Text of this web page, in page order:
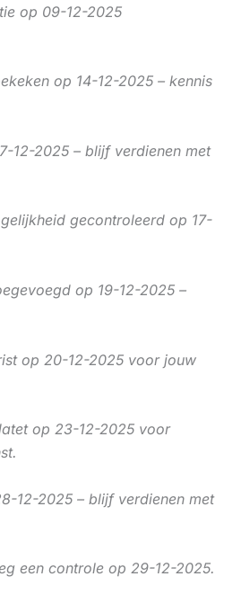
op 09-12-2025
op 14-12-2025 – kennis
12-2025 – blijf verdienen met
gecontroleerd op 17-
op 19-12-2025 –
op 20-12-2025 voor jouw
op 23-12-2025 voor
12-2025 – blijf verdienen met
een controle op 29-12-2025.